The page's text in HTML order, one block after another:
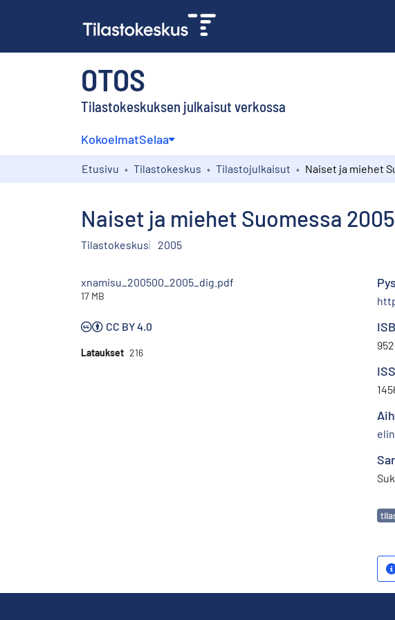
OTOS
Tilastokeskuksen julkaisut verkossa
KokoelmatSelaa
Etusivu Tilastokeskus Tilastojulkaisut
Naiset ja miehet Suomessa 2005
Tilastokeskus 2005
xnamisu_200500_2005_dig.pdf
17 MB
CC BY 4.0
Lataukset 216